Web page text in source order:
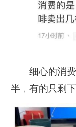
细心的消费
半，有的只剩下